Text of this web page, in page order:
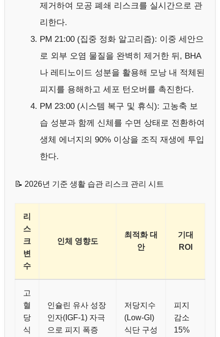
제거하여 모공 폐쇄 리스크를 실시간으로 관
리한다.
PM 21:00 (집중 정화 알고리즘): 이중 세안으
로 외부 오염 물질을 완벽히 제거한 뒤, BHA
나 레티노이드 성분을 활용해 모낭 내 적체된
피지를 용해하고 세포 턴오버를 촉진한다.
PM 23:00 (시스템 복구 및 휴식): 고농축 보
습 성분과 함께 신체를 수면 상태로 전환하여
생체 에너지의 90% 이상을 조직 재생에 투입
한다.
📝 2026년 기준 생활 습관 리스크 관리 시트
리
스
크
변
수
인체 영향도
최적화 대
안
기대
ROI
고
혈
당
식
인슐린 유사 성장
인자(IGF-1) 자극
으로 피지 폭증
저당지수
(Low-GI)
식단 구성
피지
감소
15%